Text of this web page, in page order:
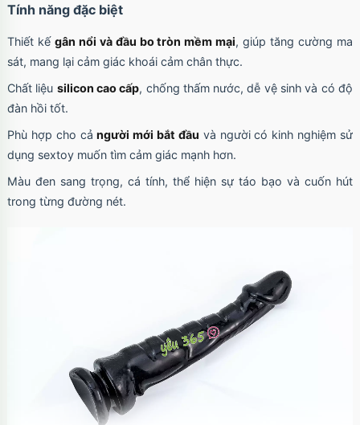
Tính năng đặc biệt
Thiết kế gân nổi và đầu bo tròn mềm mại, giúp tăng cường ma
sát, mang lại cảm giác khoái cảm chân thực.
Chất liệu silicon cao cấp, chống thấm nước, dễ vệ sinh và có độ
đàn hồi tốt.
Phù hợp cho cảngười mới bắt đầu và người có kinh nghiệm sử
dụng sextoy muốn tìm cảm giác mạnh hơn.
Màu đen sang trọng, cá tính, thể hiện sự táo bạo và cuốn hút
trong từng đường nét.